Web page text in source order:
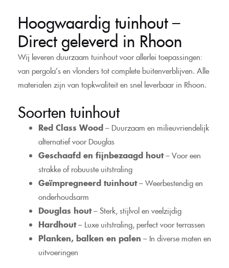
Hoogwaardig tuinhout –
Direct geleverd in Rhoon
Wij leveren duurzaam tuinhout voor allerlei toepassingen:
van pergola’s en vlonders tot complete buitenverblijven. Alle
materialen zijn van topkwaliteit en snel leverbaar in Rhoon.
Soorten tuinhout
Red Class Wood– Duurzaam en milieuvriendelijk
alternatief voor Douglas
Geschaafd en fijnbezaagd hout– Voor een
strakke of robuuste uitstraling
Geïmpregneerd tuinhout– Weerbestendig en
onderhoudsarm
Douglas hout– Sterk, stijlvol en veelzijdig
Hardhout– Luxe uitstraling, perfect voor terrassen
Planken, balken en palen – In diverse maten en
uitvoeringen